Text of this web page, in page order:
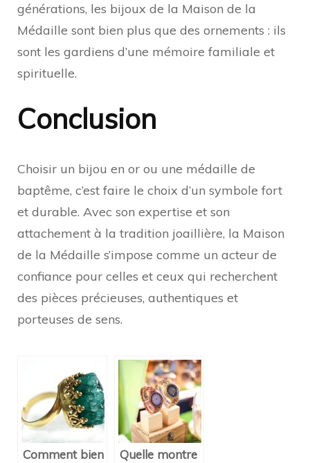
générations, les bijoux de la Maison de la
Médaille sont bien plus que des ornements : ils
sont les gardiens d’une mémoire familiale et
spirituelle.
Conclusion
Choisir un bijou en or ou une médaille de
baptême, c’est faire le choix d’un symbole fort
et durable. Avec son expertise et son
attachement à la tradition joaillière, la Maison
de la Médaille s’impose comme un acteur de
confiance pour celles et ceux qui recherchent
des pièces précieuses, authentiques et
porteuses de sens.
Comment bien
Quelle montre